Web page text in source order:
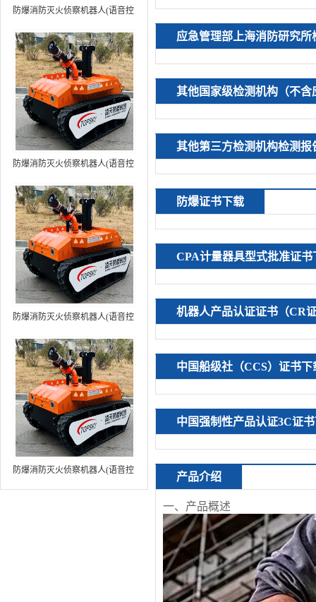
防爆消防灭火侦察机器人(语音控
MC80BD（第6代）
防爆消防灭火侦察机器人(语音控
RXR-MC80BD（第7代）
防爆消防灭火侦察机器人(语音控
火焰）中型RXR-MC80BD（第8
代）
防爆消防灭火侦察机器人(语音控
制+跟随功能+5G控制+水炮跟踪
应急管理部上海消防研究所
其他国家级检测机构（不
其他第三方检测机构检测报
防爆证书下载
CPA计量器具型式批准证书
机器人产品认证证书（CR
中国船级社（CCS）证书下
中国强制性产品认证3C证
产品介绍
一、产品概述